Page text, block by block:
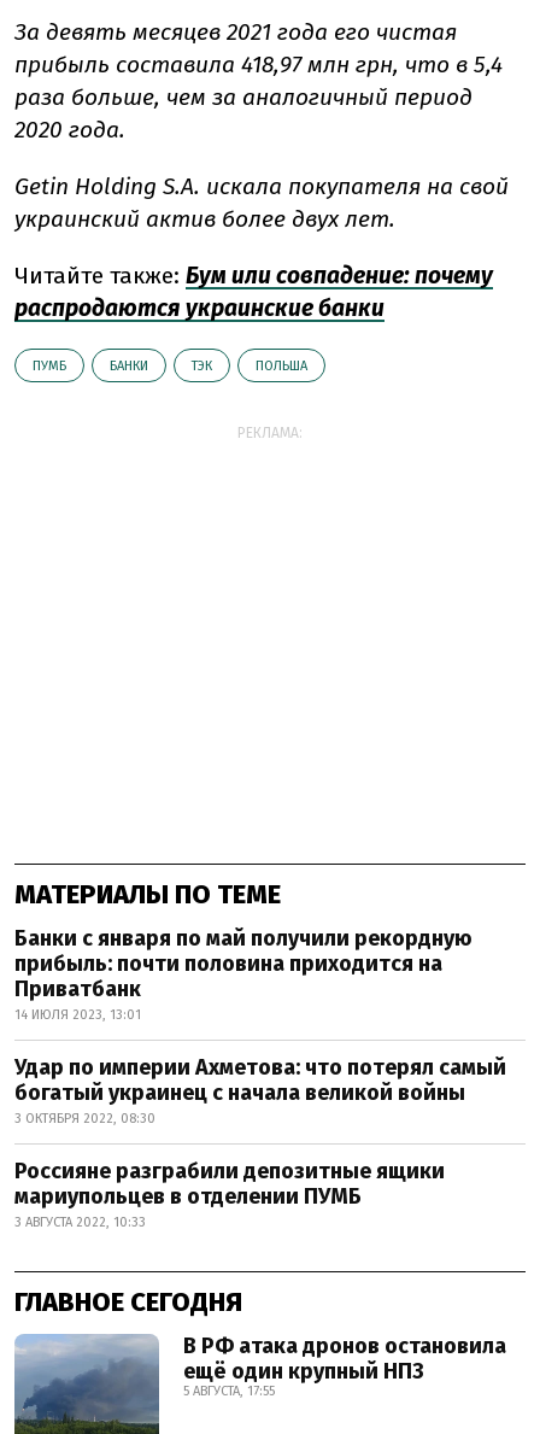
За девять месяцев 2021 года его чистая
прибыль составила 418,97 млн грн, что в 5,4
раза больше, чем за аналогичный период
2020 года.
Getin Holding S.A. искала покупателя на свой
украинский актив более двух лет.
Читайте также: Бум или совпадение: почему
распродаются украинские банки
ПУМБ БАНКИ ТЭК ПОЛЬША
РЕКЛАМА:
МАТЕРИАЛЫ ПО ТЕМЕ
Банки с января по май получили рекордную
прибыль: почти половина приходится на
Приватбанк
14 ИЮЛЯ 2023, 13:01
Удар по империи Ахметова: что потерял самый
богатый украинец с начала великой войны
3 ОКТЯБРЯ 2022, 08:30
Россияне разграбили депозитные ящики
мариупольцев в отделении ПУМБ
3 АВГУСТА 2022, 10:33
ГЛАВНОЕ СЕГОДНЯ
В РФ атака дронов остановила
ещё один крупный НПЗ
5 АВГУСТА, 17:55